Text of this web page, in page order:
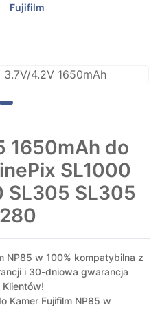
Fujifilm
1650mAh do
SL1000
SL305 SL305
NP85 w 100% kompatybilna z
i 30-dniowa gwarancja
Kamer Fujifilm NP85 w